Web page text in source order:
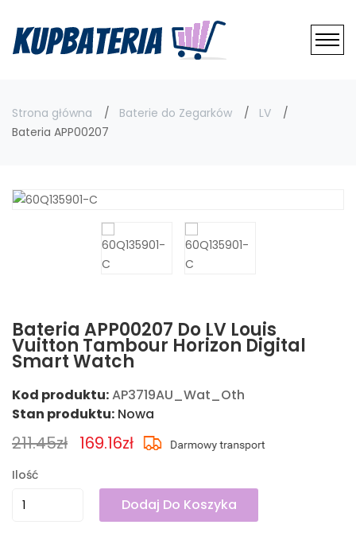
Strona główna Baterie do Zegarków
LV
Bateria APP00207
Bateria APP00207 Do LV Louis
Vuitton Tambour Horizon Digital
Smart Watch
Kod produktu:AP3719AU_Wat_Oth
Stan produktu: Nowa
211.45zł 169.16zł
Ilość
Dodaj Do Koszyka